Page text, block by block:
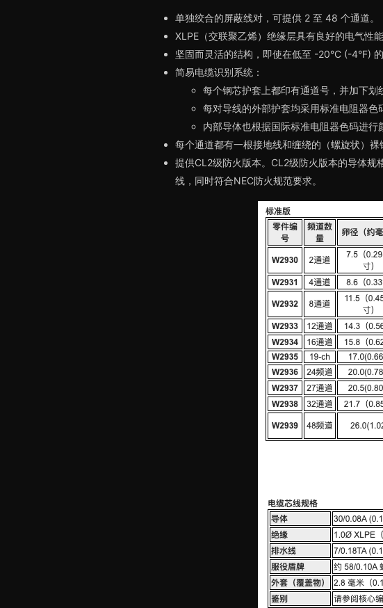
单独绞合的屏蔽线对，可提供 2 至 48 个通道。
XLPE（交联聚乙烯）绝缘层具有良好的电气性
坚固而灵活的结构，即使在低至 -20°C (-4°F)
简易电缆识别系统：
每个钢芯护套上都印有通道号，并加下划
每对导线的外部护套均采用标准电阻器色
内部导体也根据国际标准电阻器色码进
每个通道都有一根接地线和缠绕的（螺旋状）
提供CL2级防火版本。CL2级防火版本的导体规
线，同时符合NEC防火规范要求。